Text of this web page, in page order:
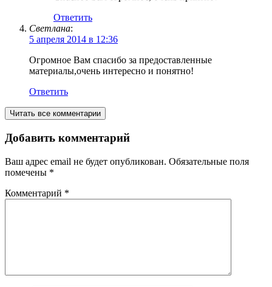
Ответить
Светлана:
5 апреля 2014 в 12:36
Огромное Вам спасибо за предоставленные
материалы,очень интересно и понятно!
Ответить
Читать все комментарии
Добавить комментарий
Ваш адрес email не будет опубликован. Обязательные поля
помечены *
Комментарий *